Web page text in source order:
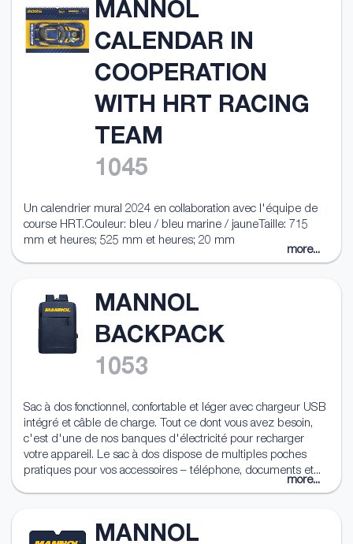
MANNOL
CALENDAR IN
COOPERATION
WITH HRT RACING
TEAM
1045
Un calendrier mural 2024 en collaboration avec l'équipe de
course HRT.Couleur: bleu / bleu marine / jauneTaille: 715
mm et heures; 525 mm et heures; 20 mm
more...
MANNOL
BACKPACK
1053
Sac à dos fonctionnel, confortable et léger avec chargeur USB
intégré et câble de charge. Tout ce dont vous avez besoin,
c'est d'une de nos banques d'électricité pour recharger
votre appareil. Le sac à dos dispose de multiples poches
pratiques pour vos accessoires – téléphone, documents et...
more...
MANNOL